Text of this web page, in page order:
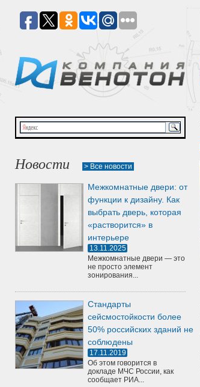
Новости > Все новости
Межкомнатные двери: от
функции к дизайну. Как
выбрать дверь, которая
«растворится» в
интерьере
13.11.2025
Межкомнатные двери — это
не просто элемент
зонирования...
Стандарты
сейсмостойкости более
50% российских зданий не
соблюдены
17.11.2019
Об этом говорится в
докладе МЧС России, как
сообщает РИА...